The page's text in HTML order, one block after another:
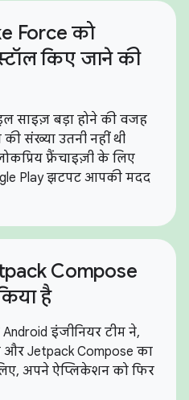
Force को
किए जाने की
साइज़ बड़ा होने की वजह
संख्या उतनी नहीं थी
फ़्रैंचाइज़ी के लिए
Play झटपट आपकी मदद
Compose
है
इंजीनियर टीम ने,
Jetpack Compose का
अपने ऐप्लिकेशन को फिर